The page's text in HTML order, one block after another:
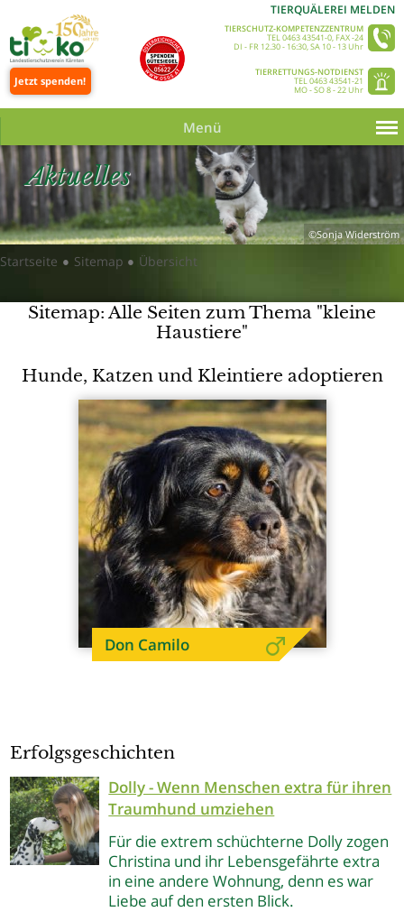
Jetzt spenden!
TIERQUÄLEREI MELDEN
TIERSCHUTZ-KOMPETENZZENTRUM
TEL 0463 43541-0, FAX -24
DI - FR 12.30 - 16:30, SA 10 - 13 Uhr
TIERRETTUNGS-NOTDIENST
TEL 0463 43541-21
MO - SO 8 - 22 Uhr
Menü
©Sonja Widerström
Aktuelles
Startseite ● Sitemap ● Übersicht
Sitemap: Alle Seiten zum Thema "kleine
Haustiere"
Hunde, Katzen und Kleintiere adoptieren
Don Camilo
Erfolgsgeschichten
Dolly - Wenn Menschen extra für ihren
Traumhund umziehen
Für die extrem schüchterne Dolly zogen
Christina und ihr Lebensgefährte extra
in eine andere Wohnung, denn es war
Liebe auf den ersten Blick.